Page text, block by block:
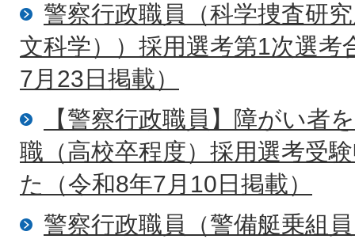
警察行政職員（科学捜査研
文科学））採用選考第1次選考
7月23日掲載）
【警察行政職員】障がい者
職（高校卒程度）採用選考受
た（令和8年7月10日掲載）
警察行政職員（警備艇乗組